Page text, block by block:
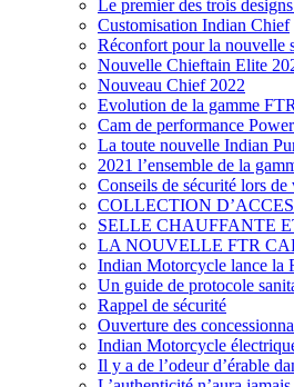
Le premier des trois
Customisation Indian Chief
Réconfort pour la nouvelle
Nouvelle Chieftain Elite
Nouveau Chief 2022
Evolution de la gamme
Cam de performance
La toute nouvelle Indian
2021 l’ensemble de la
Conseils de sécurité lors de
COLLECTION
SELLE CHAUFFANTE
LA NOUVELLE FTR
Indian Motorcycle lance la
Un guide de protocole
Rappel de sécurité
Ouverture des
Indian Motorcycle
Il y a de l’odeur d’érable